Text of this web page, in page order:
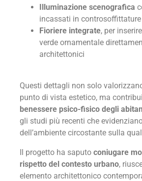
Illuminazione scenografica
incassati in controsoffittature
Fioriere integrate, per
verde ornamentale
architettonici
Questi dettagli non solo
punto di vista estetico, ma
benessere psico-fisico degli
gli studi più recenti che
dell’ambiente circostante sulla
Il progetto ha saputo coniugare
rispetto del contesto urbano,
elemento architettonico